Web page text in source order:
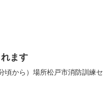
ます
頃から）場所松戸市消防訓練セ